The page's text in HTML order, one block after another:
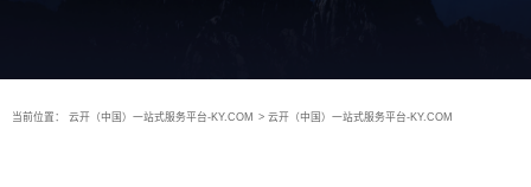
当前位置： 云开（中国）一站式服务平台-KY.COM > 云开（中国）一站式服务平台-KY.COM